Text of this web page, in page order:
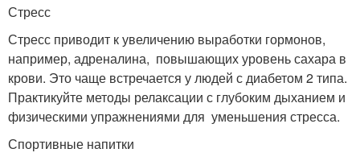
Стресс
Стресс приводит к увеличению выработки гормонов,
например, адреналина, повышающих уровень сахара в
крови. Это чаще встречается у людей с диабетом 2 типа.
Практикуйте методы релаксации с глубоким дыханием и
физическими упражнениями для уменьшения стресса.
Спортивные напитки